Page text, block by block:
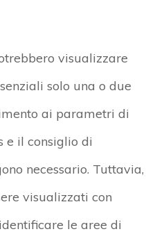
visualizzare
solo una o due
ai parametri di
e il consiglio di
necessario. Tuttavia,
visualizzati con
le aree di